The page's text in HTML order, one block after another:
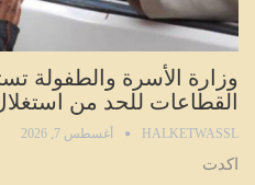
وزارة الأسرة والطفولة
القطاعات للحد من
HALKETWASSL أغسطس 7, 2026
اكدت